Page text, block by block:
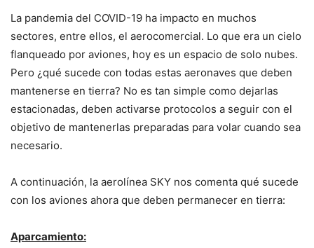
La pandemia del COVID-19 ha impacto en muchos
sectores, entre ellos, el aerocomercial. Lo que era un cielo
flanqueado por aviones, hoy es un espacio de solo nubes.
Pero ¿qué sucede con todas estas aeronaves que deben
mantenerse en tierra? No es tan simple como dejarlas
estacionadas, deben activarse protocolos a seguir con el
objetivo de mantenerlas preparadas para volar cuando sea
necesario.
A continuación, la aerolínea SKY nos comenta qué sucede
con los aviones ahora que deben permanecer en tierra:
Aparcamiento: